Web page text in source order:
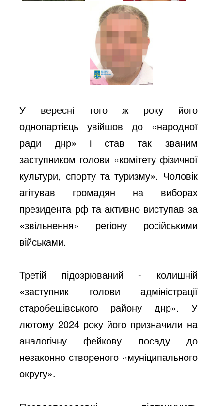
У вересні того ж року його
однопартієць увійшов до «народної
ради днр» і став так званим
заступником голови «комітету фізичної
культури, спорту та туризму». Чоловік
агітував громадян на виборах
президента рф та активно виступав за
«звільнення» регіону російськими
військами.
Третій підозрюваний - колишній
«заступник голови адміністрації
старобешівського району днр». У
лютому 2024 року його призначили на
аналогічну фейкову посаду до
незаконно створеного «муніципального
округу».